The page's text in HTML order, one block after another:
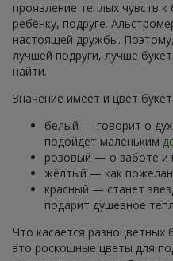
проявление теплых чувств
ребёнку, подруге.
настоящей дружбы.
лучшей подруги, лучше
найти.
Значение имеет и цвет
белый — говорит о
подойдёт маленьким
розовый — о заботе и
жёлтый — как
красный — станет
подарит душевное
Что касается
это роскошные цветы для